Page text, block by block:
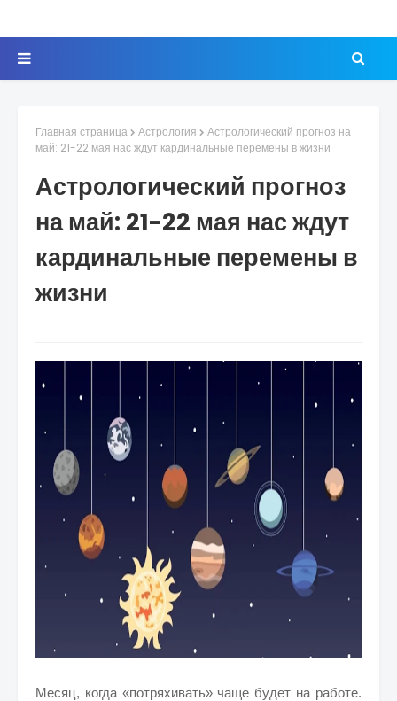
Главная страница Астрология
Астрологический прогноз на
май: 21-22 мая нас ждут кардинальные перемены в жизни
Астрологический прогноз
на май: 21-22 мая нас ждут
кардинальные перемены в
жизни
Месяц, когда «потряхивать» чаще будет на работе.